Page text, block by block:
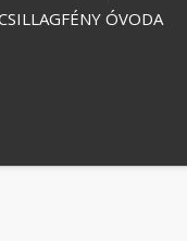
ÓVODA